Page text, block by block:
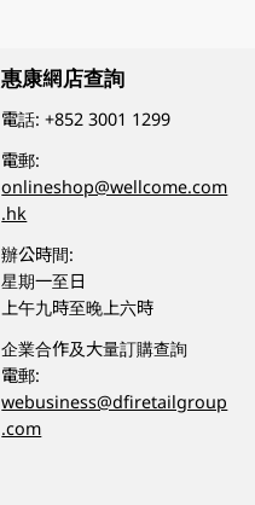
惠康網店查詢
電話:+852 3001 1299
電郵:
onlineshop@wellcome.com
.hk
辦公時間:
星期一至日
上午九時至晚上六時
企業合作及大量訂購查詢
電郵:
webusiness@dfiretailgroup
.com